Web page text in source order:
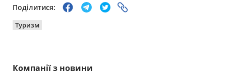
Поділитися:
Туризм
Компанії з новини